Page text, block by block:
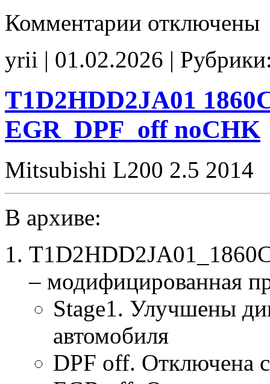
Комментарии записи
ZMB49
EVAP_off
отключены
yrii | 01.02.2026 |
T1D2HDD2JA01
EGR_DPF_off noCHK
Mitsubishi L200 2.5 2014
В архиве:
– модифицированная
Stage1. Улучшены
автомобиля
DPF off. Отключена